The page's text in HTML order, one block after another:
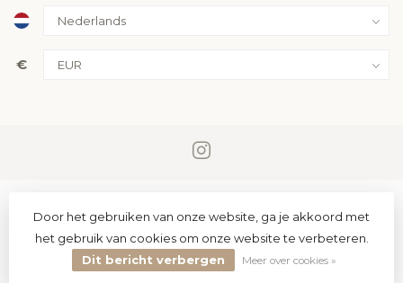
€
© Copyright 2026 PremiumLED
Door het gebruiken van onze website, ga je akkoord met
het gebruik van cookies om onze website te verbeteren.
Dit bericht verbergen
Meer over cookies »